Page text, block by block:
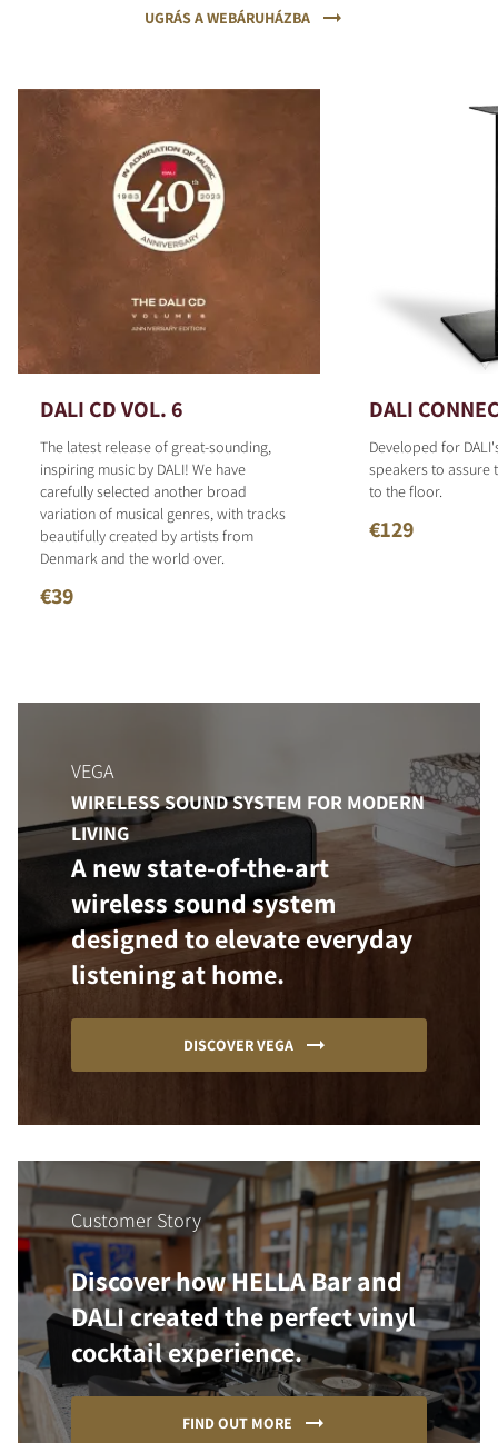
UGRÁS A WEBÁRUHÁZBA
DALI CD VOL. 6
The latest release of great-sounding,
inspiring music by DALI! We have
carefully selected another broad
variation of musical genres, with tracks
beautifully created by artists from
Denmark and the world over.
€39
DALI
Developed for
speakers to assure
to the floor.
€129
VEGA
WIRELESS SOUND SYSTEM FOR MODERN
LIVING
A new state-of-the-art
wireless sound system
designed to elevate everyday
listening at home.
DISCOVER VEGA
Customer Story
Discover how HELLA Bar and
DALI created the perfect vinyl
cocktail experience.
FIND OUT MORE